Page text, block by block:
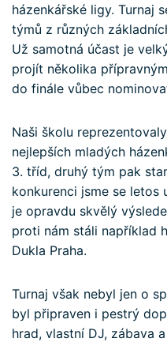
házenkářské ligy. Turnaj
týmů z různých
Už samotná účast je
projít několika
do finále vůbec
Naši školu
nejlepších mladých
3. tříd, druhý tým pak
konkurenci jsme se letos
je opravdu skvělý
proti nám stáli například
Dukla Praha.
Turnaj však nebyl jen o
byl připraven i pestrý
hrad, vlastní DJ, zábava